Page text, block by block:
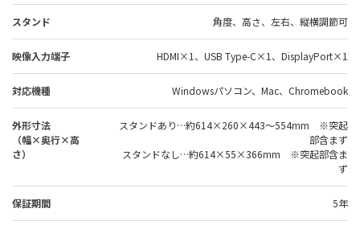
スタンド 角度、高さ、左右、縦横調節可
映像入力端子 HDMI×1、USB Type-C×1、DisplayPort×1
対応機種 Windowsパソコン、Mac、Chromebook
外形寸法
（幅×奥行×高
さ）
スタンドあり…約614×260×443～554mm ※突起
部含まず
スタンドなし…約614×55×366mm ※突起部含ま
ず
保証期間 5年